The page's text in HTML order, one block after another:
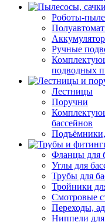
Роботы-
Ручные
подводных
Лестницы
Поручни
бассейнов
Фланцы для
Углы для
Трубы для
Тройники
Смотровые
Переходы,
Ниппели для